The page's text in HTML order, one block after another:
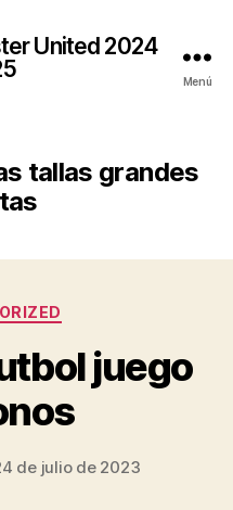
United 2024
Menú
tallas grandes
juego
de julio de 2023